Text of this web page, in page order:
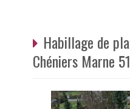
Habillage de
Chéniers Marne